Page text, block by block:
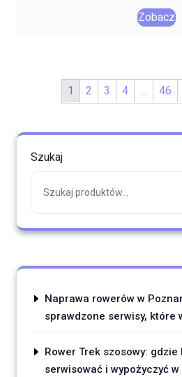
Zobacz
1 2 3 4 … 46
Szukaj
Naprawa rowerów w
sprawdzone serwisy, które
Rower Trek szosowy: gdzie
serwisować i wypożyczyć